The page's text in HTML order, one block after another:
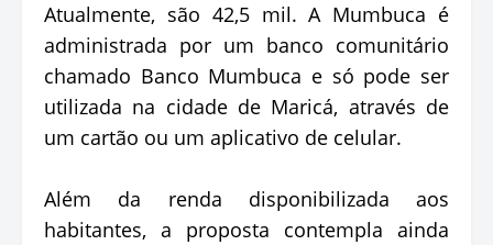
Atualmente, são 42,5 mil. A Mumbuca é
administrada por um banco comunitário
chamado Banco Mumbuca e só pode ser
utilizada na cidade de Maricá, através de
um cartão ou um aplicativo de celular.
Além da renda disponibilizada aos
habitantes, a proposta contempla ainda